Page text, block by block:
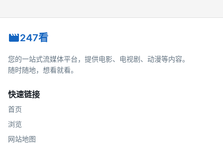
247看
您的一站式流媒体平台，提供电影、电视剧、动漫等内容。
随时随地，想看就看。
快速链接
首页
浏览
网站地图